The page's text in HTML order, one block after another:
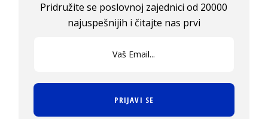
Pridružite se poslovnoj zajednici od 20000
najuspešnijih i čitajte nas prvi
PRIJAVI SE